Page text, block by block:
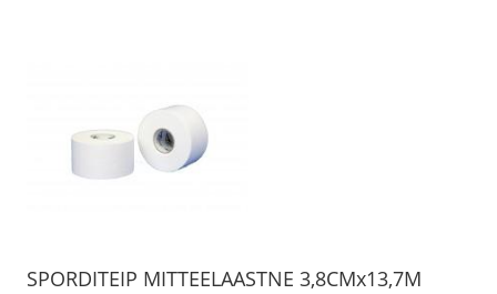
SPORDITEIP MITTEELAASTNE 3,8CMx13,7M